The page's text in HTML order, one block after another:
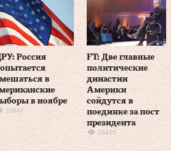
Россия
в
в ноябре
20997
FT: Две главные
политические
династии
Америки
сойдутся в
поединке за пост
президента
16415